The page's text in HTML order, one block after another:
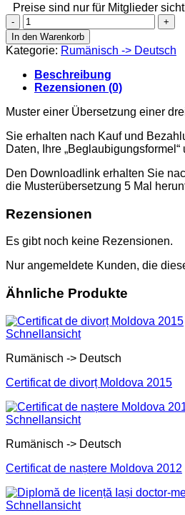
Preise sind nur für Mitglieder
Certificat
de
căsătorie
trilingv
Menge
In den Warenkorb
Kategorie: Rumänisch -> Deutsch
Beschreibung
Rezensionen (0)
Muster einer Übersetzung einer
Sie erhalten nach Kauf und
Daten, Ihre
Den Downloadlink erhalten Sie
die Musterübersetzung 5 Mal
Rezensionen
Es gibt noch keine Rezensionen.
Nur angemeldete Kunden, die
Ähnliche Produkte
Schnellansicht
Rumänisch -> Deutsch
Certificat de divorț Moldova 2015
Schnellansicht
Rumänisch -> Deutsch
Certificat de naștere Moldova 2012
Schnellansicht